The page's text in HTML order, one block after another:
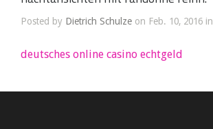
Posted by Dietrich Schulze on Feb. 10, 2016 in
deutsches online casino echtgeld